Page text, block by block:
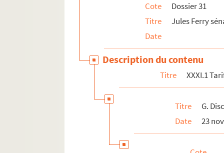
Cote
Dossier 31
Titre
Jules Ferry
Date
Description du contenu
Titre XXXI.1
Titre
G.
Date
23